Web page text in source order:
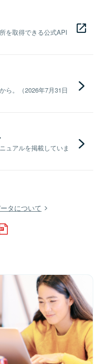
を取得できる公式API
ら。（2026年7月31日
ュアルを掲載していま
タについて